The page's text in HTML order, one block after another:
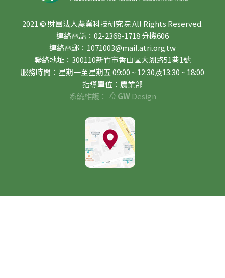
2021 © 財團法人農業科技研究院 All Rights Reserved.
連絡電話：02-2368-1718 分機606
連絡電郵：1071003@mail.atri.org.tw
聯絡地址：300110新竹市香山區大湖路51巷1號
服務時間：星期一至星期五 09:00 ~ 12:30及13:30 ~ 18:00
指導單位：農業部
系統維護：
GWDesign